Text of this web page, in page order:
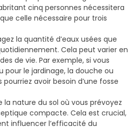
cinq personnes nécessitera
celle nécessaire pour trois
la quantité d’eaux usées que
Cela peut varier en
de vie. Par exemple, si vous
pour le jardinage, la douche ou
avoir besoin d’une fosse
nature du sol où vous prévoyez
compacte. Cela est crucial,
influencer l’efficacité du